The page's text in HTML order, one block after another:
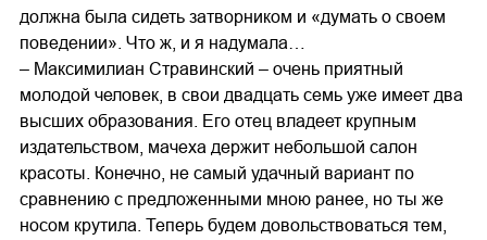
должна была сидеть затворником и «думать о своем
поведении». Что ж, и я надумала…
– Максимилиан Стравинский – очень приятный
молодой человек, в свои двадцать семь уже имеет два
высших образования. Его отец владеет крупным
издательством, мачеха держит небольшой салон
красоты. Конечно, не самый удачный вариант по
сравнению с предложенными мною ранее, но ты же
носом крутила. Теперь будем довольствоваться тем,